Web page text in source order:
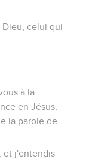
Dieu, celui qui
à la
en Jésus,
la parole de
et j'entendis